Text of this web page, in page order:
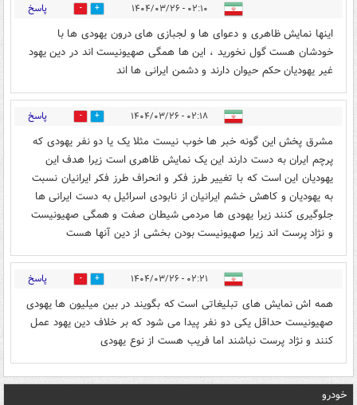
۰۲:۱۰ - ۱۴۰۴/۰۳/۲۶ 0 پاسخ
اینها نمایش ظاهری و دعوای ها و لجبازی های درون یهودی ها با
خودشان هست گول نخورید ، این ها همگی صهیونیست اند در دین یهود
غیر یهودیان حکم حیوان دارند و دشمن ایرانی ها اند
۰۲:۱۸ - ۱۴۰۴/۰۳/۲۶ 0 پاسخ
مشرق پخش این گونه خبر ها خوب نیست مثلا یک یا دو نفر یهودی که
پرچم ایران به دست دارند این یک نمایش ظاهری است زیرا هدف این
یهودیان این است که با تغییر طرز فکر و انحراف طرز فکر ایرانیان نسبت
به یهودیان و کاهش خشم ایرانیان از نابودی اسرائیل به دست ایرانی ها
جلوگیری کنند زیرا یهودی ها مردمی شیطان صفت و همگی صهیونیست
و نژاد پرست اند زیرا صهیونیست بودن بخشی از دین آنها هست
۰۲:۲۱ - ۱۴۰۴/۰۳/۲۶ 0 پاسخ
همه اش نمایش های تبلیغاتی است که بگویند در بین میلیون ها یهودی
صهیونیست حداقل یکی دو نفر پیدا می شود که بر خلاف دین یهود عمل
کنند و نژاد پرست نباشند اما فریب هست از نوع یهودی
خودرو